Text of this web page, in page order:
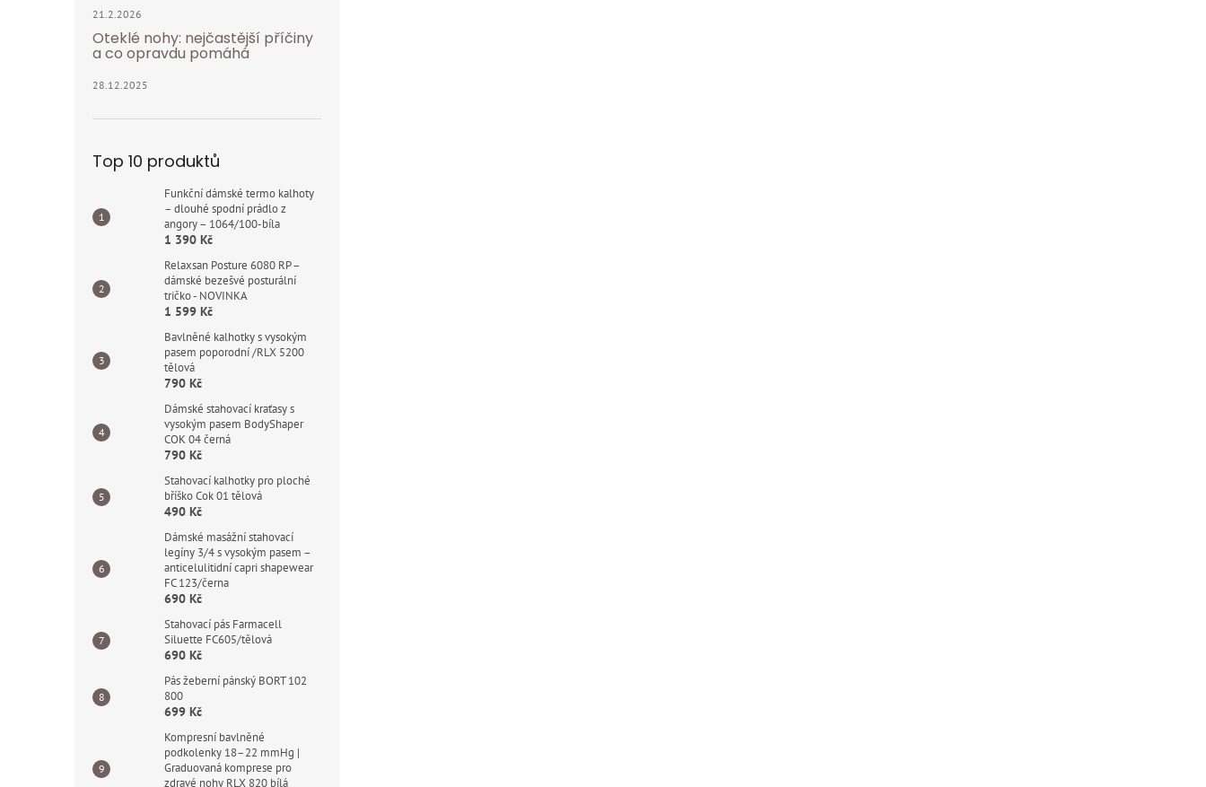
21.2.2026
Oteklé nohy: nejčastější příčiny
a co opravdu pomáhá
28.12.2025
Top 10 produktů
Funkční dámské termo kalhoty
– dlouhé spodní prádlo z
angory – 1064/100-bíla
1 390 Kč
Relaxsan Posture 6080 RP –
dámské bezešvé posturální
tričko - NOVINKA
1 599 Kč
Bavlněné kalhotky s vysokým
pasem poporodní /RLX 5200
tělová
790 Kč
Dámské stahovací kraťasy s
vysokým pasem BodyShaper
COK 04 černá
790 Kč
Stahovací kalhotky pro ploché
bříško Cok 01 tělová
490 Kč
Dámské masážní stahovací
legíny 3/4 s vysokým pasem –
anticelulitidní capri shapewear
FC 123/černa
690 Kč
Stahovací pás Farmacell
Siluette FC605/tělová
690 Kč
Pás žeberní pánský BORT 102
800
699 Kč
Kompresní bavlněné
podkolenky 18–22 mmHg |
Graduovaná komprese pro
zdravé nohy RLX 820 bílá